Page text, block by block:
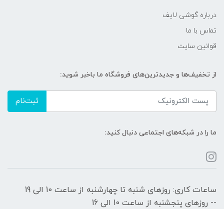
درباره گوشی لایف
تماس با ما
قوانین سایت
از تخفیف‌ها و جدیدترین‌های فروشگاه ما باخبر شوید:
ثبت‌نام
ما را در شبکه‌های اجتماعی دنبال کنید:
ساعات کاری: روزهای شنبه تا چهارشنبه از ساعت 10 الی 19
-- روزهای پنجشنبه از ساعت 10 الی 16